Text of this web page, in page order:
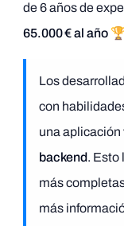
de 6 años de
65.000 € al año
Los
con
una aplicación
backend. Esto
más
más